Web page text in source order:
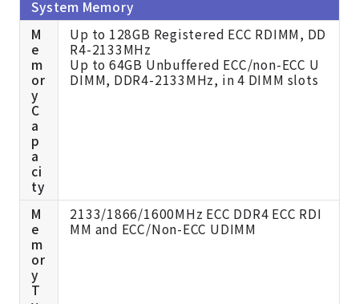
System Memory
M
e
m
or
y
C
a
p
a
ci
ty
Up to 128GB Registered ECC RDIMM, DD
R4-2133MHz
Up to 64GB Unbuffered ECC/non-ECC U
DIMM, DDR4-2133MHz, in 4 DIMM slots
M
e
m
or
y
T
2133/1866/1600MHz ECC DDR4 ECC RDI
MM and ECC/Non-ECC UDIMM